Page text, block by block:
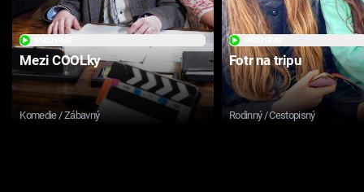
Mezi COOLky
Komedie / Zábavný
Fotr na tripu
Rodinný / Cestopisný